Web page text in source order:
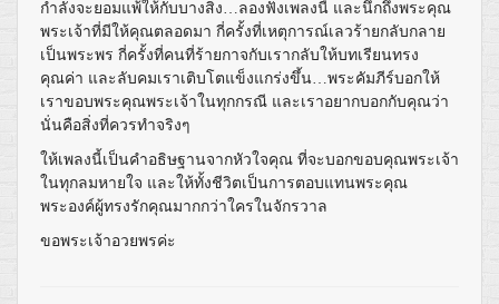
กำลังจะยอมแพ้ให้กับบางสิ่ง…ลองฟังเพลงนี้ และนึกถึงพระคุณ
พระเจ้าที่มีให้คุณตลอดมา กี่ครั้งที่เหตุการณ์เลวร้ายกลับกลาย
เป็นพระพร กี่ครั้งที่คนที่ร้ายกาจกับเรากลับให้บทเรียนทรง
คุณค่า และลับคมเราเติบโตแข็งแกร่งขึ้น…พระคัมภีร์บอกให้
เราขอบพระคุณพระเจ้าในทุกกรณี และเราอยากบอกกับคุณว่า
นั่นคือสิ่งที่ควรทำจริงๆ
ให้เพลงนี้เป็นคำอธิษฐานจากหัวใจคุณ ที่จะบอกขอบคุณพระเจ้า
ในทุกลมหายใจ และให้ทั้งชีวิตเป็นการตอบแทนพระคุณ
พระองค์ผู้ทรงรักคุณมากกว่าใครในจักรวาล
ขอพระเจ้าอวยพรค่ะ